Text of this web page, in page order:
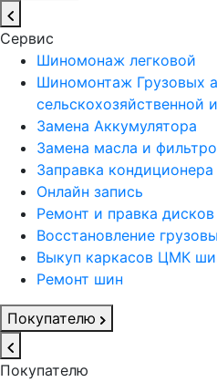
Сервис
Шиномонаж легковой
Шиномонтаж Грузовых
сельскохозяйственной
Замена Аккумулятора
Замена масла и
Заправка кондиционера
Онлайн запись
Ремонт и правка дисков
Восстановление
Выкуп каркасов ЦМК
Ремонт шин
Покупателю
Покупателю